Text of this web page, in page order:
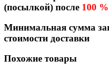
(посылкой) после 100 %
Минимальная сумма
стоимости доставки
Похожие товары